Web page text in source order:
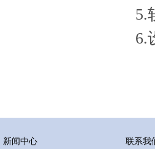
5.软件
6.设备
新闻中心
联系我